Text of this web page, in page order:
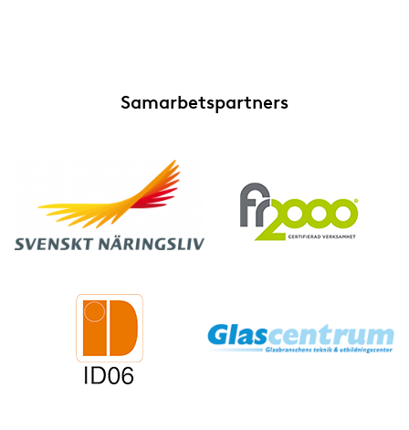
Samarbetspartners